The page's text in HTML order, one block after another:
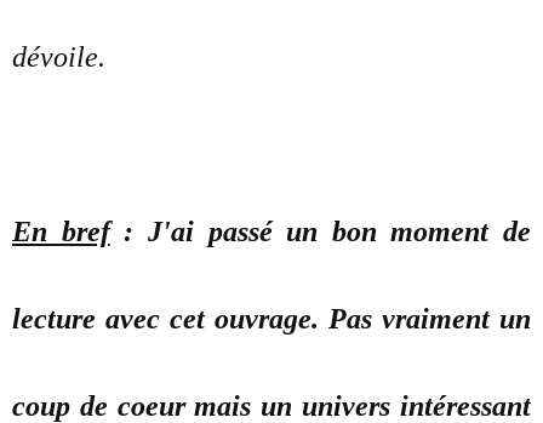
dévoile.
En bref: J'ai passé un bon moment de
lecture avec cet ouvrage. Pas vraiment un
coup de coeur mais un univers intéressant